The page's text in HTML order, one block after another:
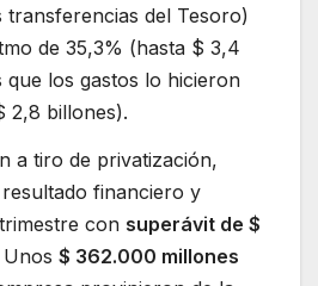
transferencias del Tesoro)
de 35,3% (hasta $ 3,4
que los gastos lo hicieron
2,8 billones).
a tiro de privatización,
financiero y
con superávit de $
Unos $ 362.000 millones